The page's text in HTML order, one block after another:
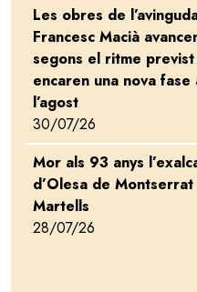
Les obres de
Francesc Macià
segons el ritme
encaren una nova fase
l’agost
30/07/26
Mor als 93 anys
d’Olesa de
Martells
28/07/26